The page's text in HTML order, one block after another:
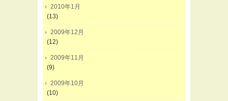
2010年1月
(13)
2009年12月
(12)
2009年11月
(9)
2009年10月
(10)